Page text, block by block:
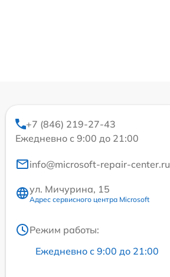
+7 (846) 219-27-43
Ежедневно с 9:00 до 21:00
info@microsoft-repair-center.ru
ул. Мичурина, 15
Адрес сервисного центра Microsoft
Режим работы:
Ежедневно с 9:00 до 21:00